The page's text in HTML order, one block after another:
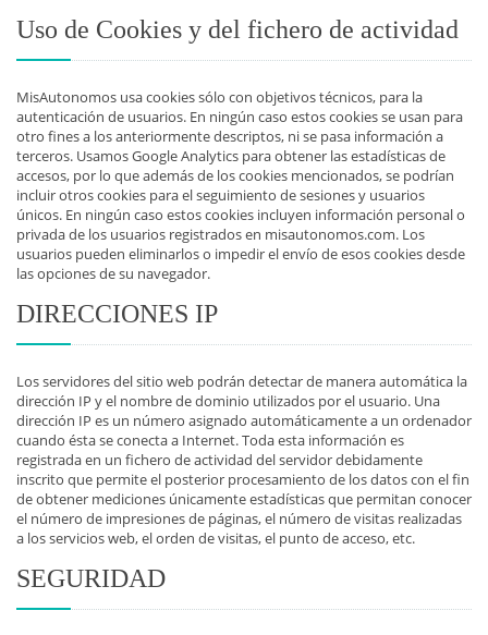
Uso de Cookies y del fichero de actividad
MisAutonomos usa cookies sólo con objetivos técnicos, para la
autenticación de usuarios. En ningún caso estos cookies se usan para
otro fines a los anteriormente descriptos, ni se pasa información a
terceros. Usamos Google Analytics para obtener las estadísticas de
accesos, por lo que además de los cookies mencionados, se podrían
incluir otros cookies para el seguimiento de sesiones y usuarios
únicos. En ningún caso estos cookies incluyen información personal o
privada de los usuarios registrados en misautonomos.com. Los
usuarios pueden eliminarlos o impedir el envío de esos cookies desde
las opciones de su navegador.
DIRECCIONES IP
Los servidores del sitio web podrán detectar de manera automática la
dirección IP y el nombre de dominio utilizados por el usuario. Una
dirección IP es un número asignado automáticamente a un ordenador
cuando ésta se conecta a Internet. Toda esta información es
registrada en un fichero de actividad del servidor debidamente
inscrito que permite el posterior procesamiento de los datos con el fin
de obtener mediciones únicamente estadísticas que permitan conocer
el número de impresiones de páginas, el número de visitas realizadas
a los servicios web, el orden de visitas, el punto de acceso, etc.
SEGURIDAD